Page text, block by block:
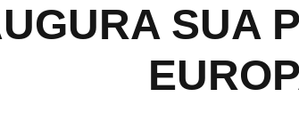
SUA